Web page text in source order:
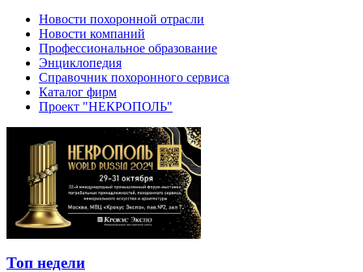
Новости похоронной отрасли
Новости компаний
Профессиональное образование
Энциклопедия
Справочник похоронного сервиса
Каталог фирм
Проект "НЕКРОПОЛЬ"
Топ недели